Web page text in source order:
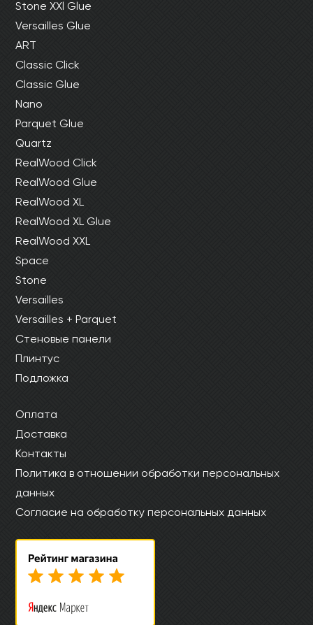
Stone XXl Glue
Versailles Glue
ART
Classic Click
Classic Glue
Nano
Parquet Glue
Quartz
RealWood Click
RealWood Glue
RealWood XL
RealWood XL Glue
RealWood XXL
Space
Stone
Versailles
Versailles + Parquet
Стеновые панели
Плинтус
Подложка
Оплата
Доставка
Контакты
Политика в отношении обработки персональных
данных
Согласие на обработку персональных данных